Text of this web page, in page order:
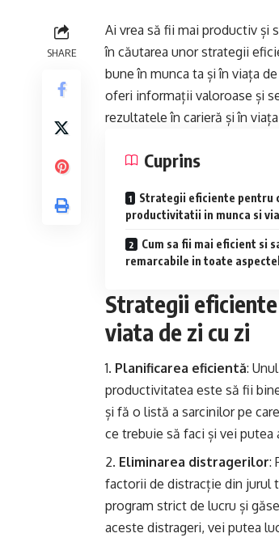
SHARE
Ai vrea să fii mai productiv și
în căutarea unor strategii
bune în munca ta și în viața
oferi informații valoroase și
rezultatele în carieră și în
Cuprins
Strategii eficiente pentru
productivitatii in munca si
Cum sa fii mai eficient si
remarcabile in toate
Strategii
viata de zi cu zi
Planificarea eficientă:
productivitatea este să fii
și fă o listă a sarcinilor pe
ce trebuie să faci și vei
Eliminarea distragerilor:
factorii de distracție din jurul
program strict de lucru și
aceste distrageri, vei putea